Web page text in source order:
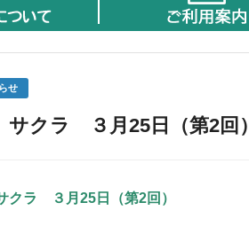
せ
クラ ３月25日（第2回）
クラ ３月25日（第2回）